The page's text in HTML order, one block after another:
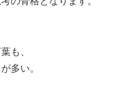
も、
多い。